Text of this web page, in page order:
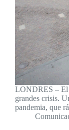
LONDRES – El
grandes crisis.
pandemia, que